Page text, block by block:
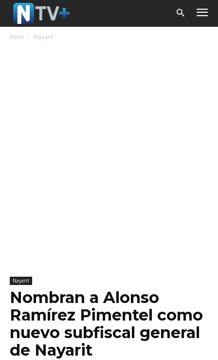
Inicio Nayarit
Nayarit
Nombran a Alonso
Ramírez Pimentel como
nuevo subfiscal general
de Nayarit